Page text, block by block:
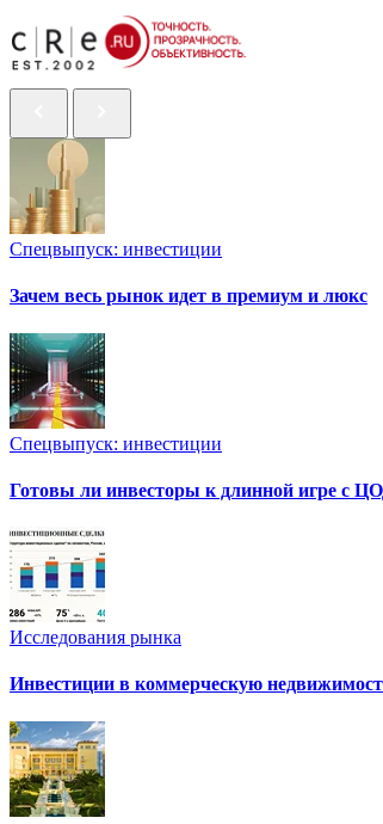
Спецвыпуск: инвестиции
Зачем весь рынок идет в премиум и люкс
Спецвыпуск: инвестиции
Готовы ли инвесторы к длинной игре с
Исследования рынка
Инвестиции в коммерческую